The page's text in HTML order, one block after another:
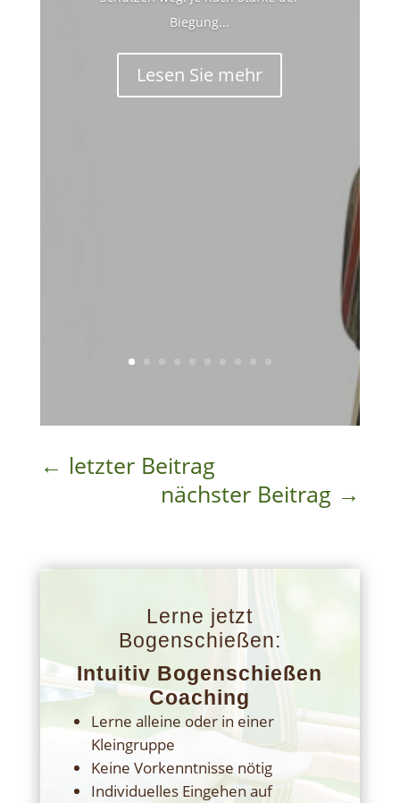
Biegung...
Lesen Sie mehr
← letzter Beitrag
nächster Beitrag →
Lerne jetzt
Bogenschießen:
Intuitiv Bogenschießen
Coaching
Lerne alleine oder in einer
Kleingruppe
Keine Vorkenntnisse nötig
Individuelles Eingehen auf